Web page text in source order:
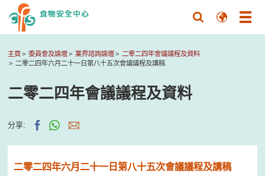
主頁 委員會及論壇 業界諮詢論壇
二零二四年會議議程及資料
二零二四年六月二十一日第八十五次會議議程及講稿
二零二四年會議議程及資料
分享:
二零二四年六月二十一日第八十五次會議議程及講稿